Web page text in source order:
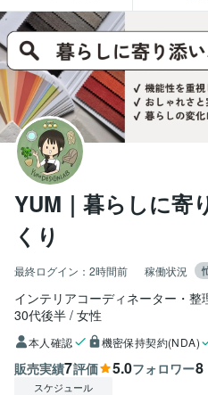
YUM｜暮らしに寄
くり
最終ログイン： 2時間前 稼働状況
インテリアコーディネーター・整
30代後半 女性
本人確認 機密保持契約(NDA)
販売実績7評価 5.0フォロワー8
スケジュール